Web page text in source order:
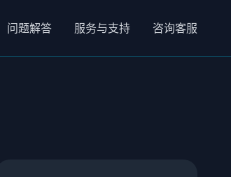
问题解答 服务与支持 咨询客服